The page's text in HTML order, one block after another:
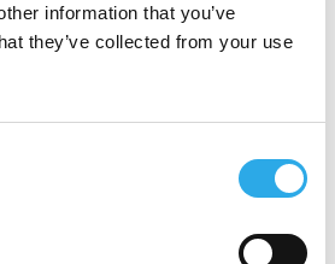
information that you’ve
they’ve collected from your use